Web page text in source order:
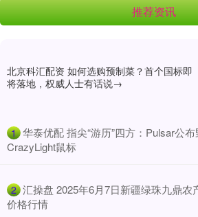
推荐资讯
北京科汇配资 如何选购预制菜？首个国标即
将落地，权威人士有话说→
1 华泰优配 指尖“游历”四方：Pulsar公
CrazyLight鼠标
2 汇操盘 2025年6月7日新疆绿珠九鼎农
价格行情